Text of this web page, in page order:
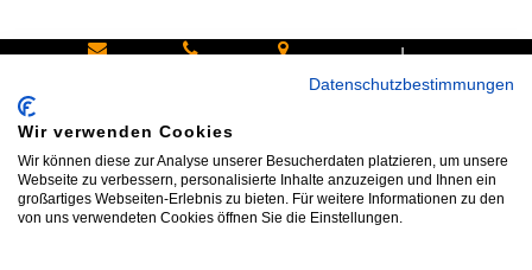
info@bike
shop24.n
et
an:
Tel.+49
172 40 59
85540
Haar bei
|
Datenschutzbestimmungen
Wir verwenden Cookies
Wir können diese zur Analyse unserer Besucherdaten platzieren, um unsere
Webseite zu verbessern, personalisierte Inhalte anzuzeigen und Ihnen ein
großartiges Webseiten-Erlebnis zu bieten. Für weitere Informationen zu den
von uns verwendeten Cookies öffnen Sie die Einstellungen.